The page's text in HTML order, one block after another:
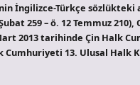
İngilizce-Türkçe
259 – ö. 12 Temmuz 210),
2013 tarihinde Çin Halk
Cumhuriyeti 13. Ulusal Halk